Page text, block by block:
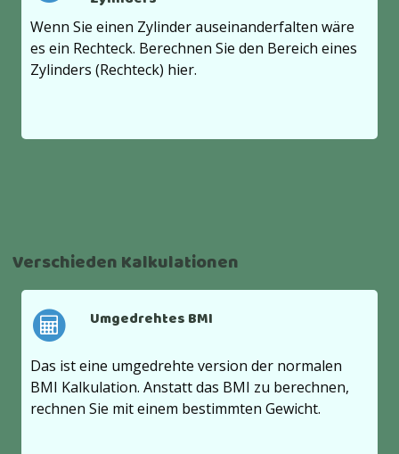
Wenn Sie einen Zylinder auseinanderfalten wäre
es ein Rechteck. Berechnen Sie den Bereich eines
Zylinders (Rechteck) hier.
Verschieden Kalkulationen
Umgedrehtes BMI
Das ist eine umgedrehte version der normalen
BMI Kalkulation. Anstatt das BMI zu berechnen,
rechnen Sie mit einem bestimmten Gewicht.